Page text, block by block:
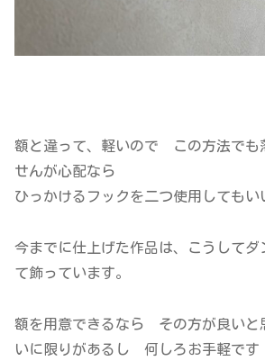
額と違って、軽いので この方法でも
せんが心配なら
ひっかけるフックを二つ使用してもい
今までに仕上げた作品は、こうしてダ
て飾っています。
額を用意できるなら その方が良いと
いに限りがあるし 何しろお手軽です